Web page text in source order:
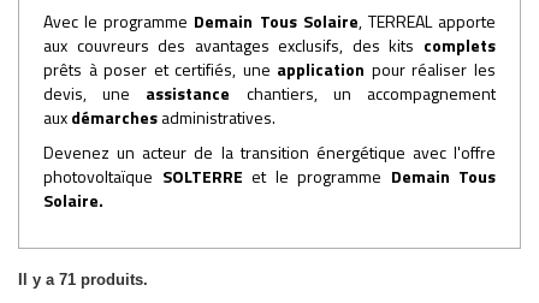
Avec le programme Demain Tous Solaire, TERREAL apporte
aux couvreurs des avantages exclusifs, des kits complets
prêts à poser et certifiés, une application pour réaliser les
devis, une assistance chantiers, un accompagnement
auxdémarchesadministratives.
Devenez un acteur de la transition énergétique avec l'offre
photovoltaïque SOLTERRE et le programme Demain Tous
Solaire.
Il y a 71 produits.